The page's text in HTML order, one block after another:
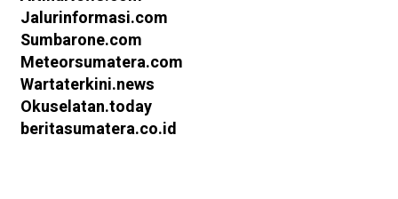
Jalurinformasi.com
Sumbarone.com
Meteorsumatera.com
Wartaterkini.news
Okuselatan.today
beritasumatera.co.id